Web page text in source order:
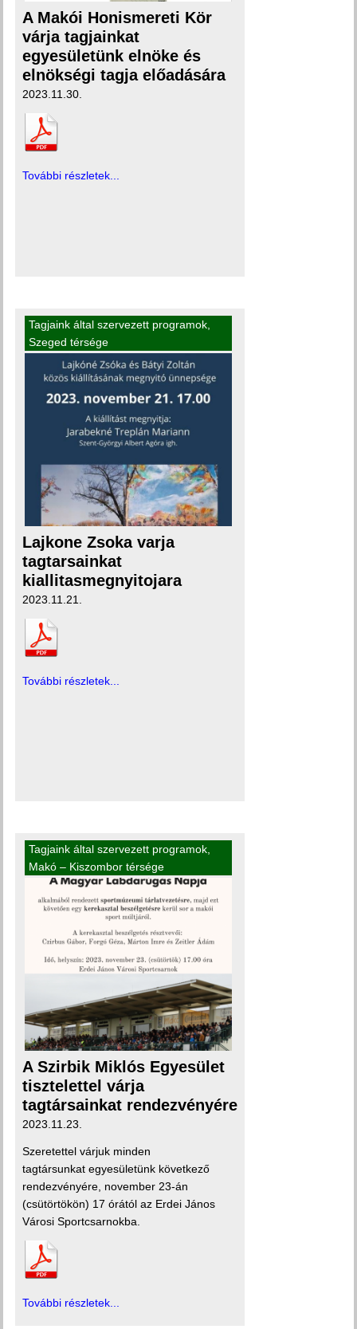
A Makói Honismereti Kör
várja tagjainkat
egyesületünk elnöke és
elnökségi tagja előadására
2023.11.30.
További részletek...
Tagjaink által szervezett programok
Szeged térsége
Lajkone Zsoka varja
tagtarsainkat
kiallitasmegnyitojara
2023.11.21.
További részletek...
Tagjaink által szervezett programok
Makó – Kiszombor térsége
A Szirbik Miklós Egyesület
tisztelettel várja
tagtársainkat rendezvényére
2023.11.23.
Szeretettel várjuk minden
tagtársunkat egyesületünk következő
rendezvényére, november 23-án
(csütörtökön) 17 órától az Erdei János
Városi Sportcsarnokba.
További részletek...